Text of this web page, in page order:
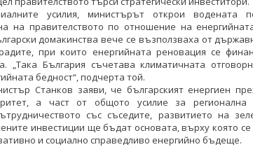
усилия, министърът открои водената
на правителството по отношение на
домакинства вече се възползваха от
при които енергийната реновация се
„Така България съчетава климатичната
бедност“, подчерта той.
Станков заяви, че българският енергиен
а част от общото усилие за регионална
със съседите, развитието на
инвестиции ще бъдат основата, върху която
и социално справедливо енергийно бъдеще.